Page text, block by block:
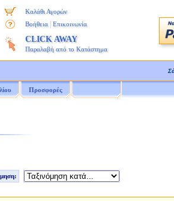
Καλάθι Αγορών
Βοήθεια
Επικοινωνία
CLICK AWAY
Παραλαβή από το Κατάστημα
Προσφορές